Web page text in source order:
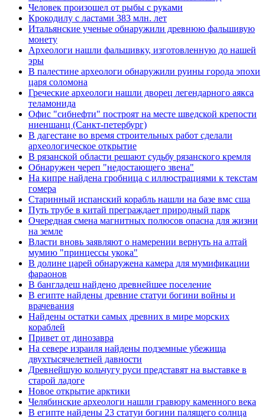
Человек произошел от рыбы с руками
Крокодилу с ластами 383 млн. лет
Итальянские ученые обнаружили древнюю фальшивую
монету
Археологи нашли фальшивку, изготовленную до нашей
эры
В палестине археологи обнаружили руины города эпохи
царя соломона
Греческие археологи нашли дворец легендарного аякса
теламонида
Офис "сибнефти" построят на месте шведской крепости
ниеншанц (Санкт-петербург)
В дагестане во время строительных работ сделали
археологическое открытие
В рязанской области решают судьбу рязанского кремля
Обнаружен череп "недостающего звена"
На кипре найдена гробница с иллюстрациями к текстам
гомера
Старинный испанский корабль нашли на базе вмс сша
Путь трубе в китай преграждает природный парк
Очередная смена магнитных полюсов опасна для жизни
на земле
Власти вновь заявляют о намерении вернуть на алтай
мумию "принцессы укока"
В долине царей обнаружена камера для мумификации
фараонов
В бангладеш найдено древнейшее поселение
В египте найдены древние статуи богини войны и
врачевания
Найдены остатки самых древних в мире морских
кораблей
Привет от динозавра
На севере израиля найдены подземные убежища
двухтысячелетней давности
Древнейшую кольчугу руси представят на выставке в
старой ладоге
Новое открытие арктики
Челябинские археологи нашли гравюру каменного века
В египте найдены 23 статуи богини палящего солнца